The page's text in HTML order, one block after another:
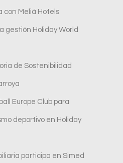
Meliá Hotels
gestión Holiday World
de Sostenibilidad
Europe Club para
deportivo en Holiday
participa en Simed